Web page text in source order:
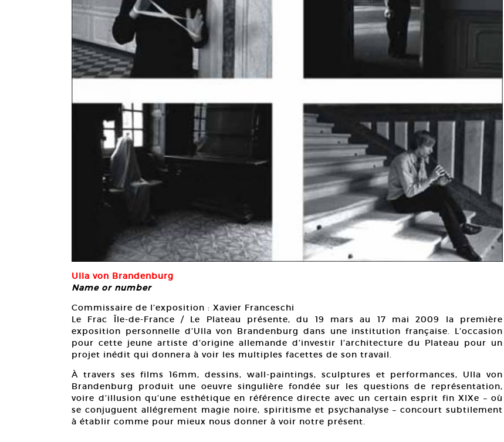
Ulla von Brandenburg
Name or number
Commissaire de l’exposition : Xavier Franceschi
Le Frac Île-de-France / Le Plateau présente, du 19 mars au 17 mai 2009 la première
exposition personnelle d’Ulla von Brandenburg dans une institution française. L’occasion
pour cette jeune artiste d’origine allemande d’investir l’architecture du Plateau pour un
projet inédit qui donnera à voir les multiples facettes de son travail.
À travers ses films 16mm, dessins, wall-paintings, sculptures et performances, Ulla von
Brandenburg produit une oeuvre singulière fondée sur les questions de représentation,
voire d’illusion qu’une esthétique en référence directe avec un certain esprit fin XIXe – où
se conjuguent allégrement magie noire, spiritisme et psychanalyse – concourt subtilement
à établir comme pour mieux nous donner à voir notre présent.